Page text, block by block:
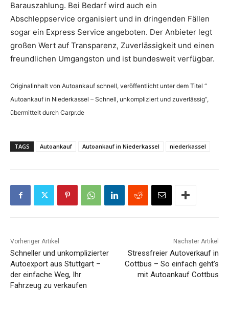
Barauszahlung. Bei Bedarf wird auch ein
Abschleppservice organisiert und in dringenden Fällen
sogar ein Express Service angeboten. Der Anbieter legt
großen Wert auf Transparenz, Zuverlässigkeit und einen
freundlichen Umgangston und ist bundesweit verfügbar.
Originalinhalt von Autoankauf schnell, veröffentlicht unter dem Titel “
Autoankauf in Niederkassel – Schnell, unkompliziert und zuverlässig“,
übermittelt durch Carpr.de
TAGS Autoankauf Autoankauf in Niederkassel niederkassel
Vorheriger Artikel
Schneller und unkomplizierter
Autoexport aus Stuttgart –
der einfache Weg, Ihr
Fahrzeug zu verkaufen
Nächster Artikel
Stressfreier Autoverkauf in
Cottbus – So einfach geht’s
mit Autoankauf Cottbus